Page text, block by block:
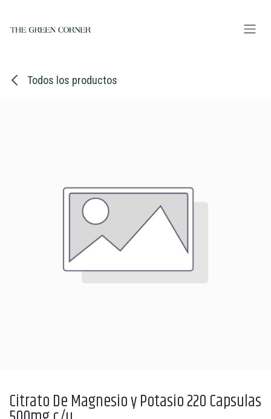
Todos los productos
Citrato De Magnesio y Potasio 220 Capsulas